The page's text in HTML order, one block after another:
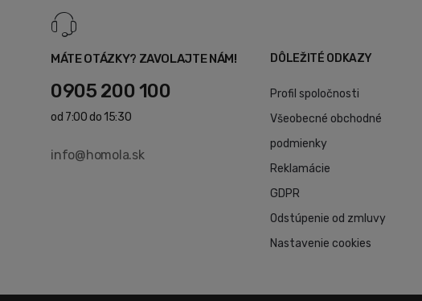
MÁTE OTÁZKY? ZAVOLAJTE NÁM!
0905 200 100
od 7:00 do 15:30
info@homola.sk
DÔLEŽITÉ ODKAZY
Profil spoločnosti
Všeobecné obchodné
podmienky
Reklamácie
GDPR
Odstúpenie od zmluvy
Nastavenie cookies